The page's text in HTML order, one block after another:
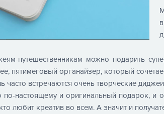
путешественникам можно подарить
пятимеговый органайзер, который
часто встречаются очень творческие
по-настоящему и оригинальный подарок, и
любит креатив во всем. А значит и